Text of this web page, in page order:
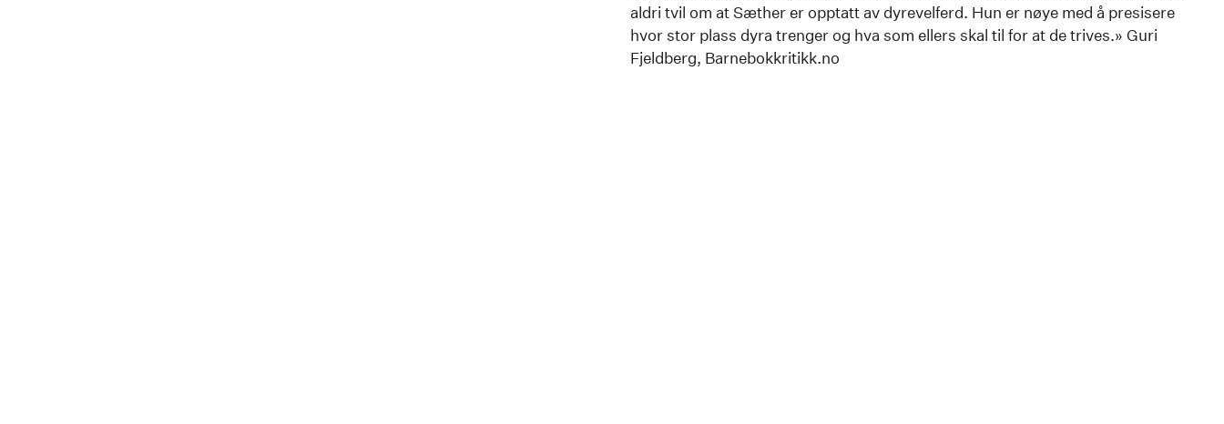
aldri tvil om at Sæther er opptatt av dyrevelferd. Hun er nøye med å presisere
hvor stor plass dyra trenger og hva som ellers skal til for at de trives.» Guri
Fjeldberg, Barnebokkritikk.no